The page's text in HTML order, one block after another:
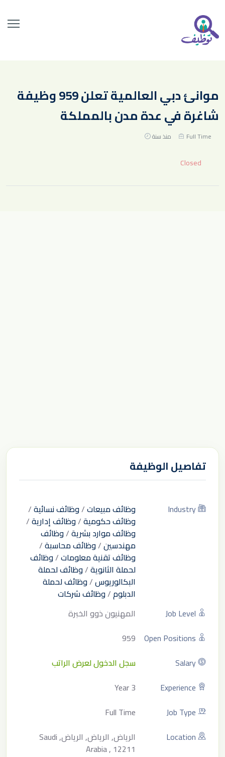
موانئ دبي العالمية تعلن 959 وظيفة
شاغرة في عدة مدن بالمملكة
Full Time منذ سنة
Closed
تفاصيل الوظيفة
Industry وظائف مبيعات/وظائف نسائية/
وظائف حكومية/وظائف إدارية/
وظائف موارد بشرية/وظائف
مهندسين/وظائف محاسبة/
وظائف تقنية معلومات/وظائف
لحملة الثانوية/وظائف لحملة
البكالوريوس/وظائف لحملة
الدبلوم/وظائف شركات
Job Level
المهنيون ذوو الخبرة
Open Positions
959
Salary
سجل الدخول لعرض الراتب
Experience
3 Year
Job Type
Full Time
Location
الرياض, الرياض, الرياض, Saudi
Arabia , 12211